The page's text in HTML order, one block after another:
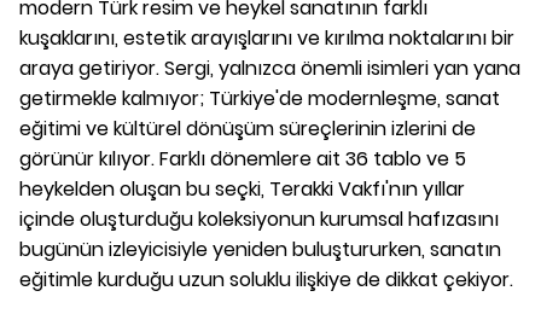
modern Türk resim ve heykel sanatının farklı
kuşaklarını, estetik arayışlarını ve kırılma noktalarını bir
araya getiriyor. Sergi, yalnızca önemli isimleri yan yana
getirmekle kalmıyor; Türkiye'de modernleşme, sanat
eğitimi ve kültürel dönüşüm süreçlerinin izlerini de
görünür kılıyor. Farklı dönemlere ait 36 tablo ve 5
heykelden oluşan bu seçki, Terakki Vakfı'nın yıllar
içinde oluşturduğu koleksiyonun kurumsal hafızasını
bugünün izleyicisiyle yeniden buluştururken, sanatın
eğitimle kurduğu uzun soluklu ilişkiye de dikkat çekiyor.